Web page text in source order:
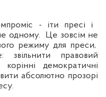
- іти пресі і
одному. Це зовсім не
режиму для преси,
правовий
демократичні
абсолютно прозорі